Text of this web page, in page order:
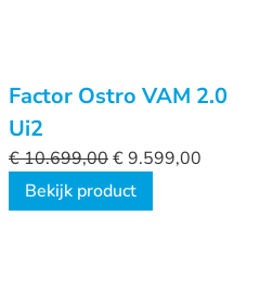
Factor Ostro VAM 2.0
Ui2
€10.699,00€9.599,00
Bekijk product